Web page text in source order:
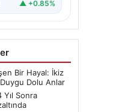
▲ +0.85%
Bir Hayal: İkiz
Duygu Dolu Anlar
Yıl Sonra